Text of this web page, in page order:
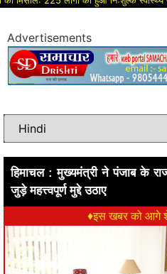
Advertisements
हिमाचल : मुख्यमंत्री ने पंजाब के
जुड़े महत्त्वपूर्ण मुद्दे उठाए
♦इस खबर को आगे